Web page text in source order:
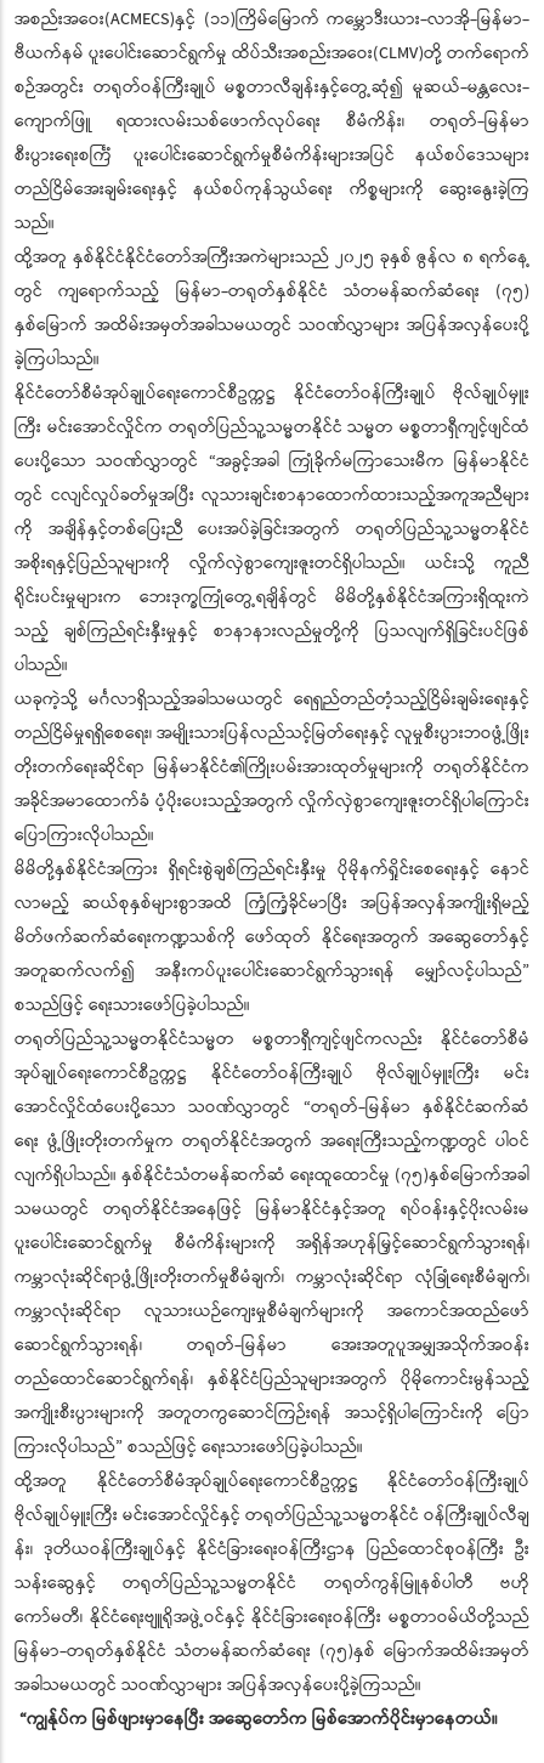
အစည်းအဝေး(ACMECS)နှင့် (၁၁)ကြိမ်မြောက် ကမ္ဘောဒီးယား-လာအို-မြန်မာ-
ဗီယက်နမ် ပူးပေါင်းဆောင်ရွက်မှု ထိပ်သီးအစည်းအဝေး(CLMV)တို့ တက်ရောက်
စဉ်အတွင်း တရုတ်ဝန်ကြီးချုပ် မစ္စတာလီချန်းနှင့်တွေ့ဆုံ၍ မူဆယ်-မန္တလေး-
ကျောက်ဖြူ ရထားလမ်းသစ်ဖောက်လုပ်ရေး စီမံကိန်း၊ တရုတ်-မြန်မာ
စီးပွားရေးစင်္ကြံ ပူးပေါင်းဆောင်ရွက်မှုစီမံကိန်းများအပြင် နယ်စပ်ဒေသများ
တည်ငြိမ်အေးချမ်းရေးနှင့် နယ်စပ်ကုန်သွယ်ရေး ကိစ္စများကို ဆွေးနွေးခဲ့ကြ
သည်။
ထို့အတူ နှစ်နိုင်ငံနိုင်ငံတော်အကြီးအကဲများသည် ၂၀၂၅ ခုနှစ် ဇွန်လ ၈ ရက်နေ့
တွင် ကျရောက်သည့် မြန်မာ-တရုတ်နှစ်နိုင်ငံ သံတမန်ဆက်ဆံရေး (၇၅)
နှစ်မြောက် အထိမ်းအမှတ်အခါသမယတွင် သဝဏ်လွှာများ အပြန်အလှန်ပေးပို့
ခဲ့ကြပါသည်။
နိုင်ငံတော်စီမံအုပ်ချုပ်ရေးကောင်စီဥက္ကဋ္ဌ နိုင်ငံတော်ဝန်ကြီးချုပ် ဗိုလ်ချုပ်မှူး
ကြီး မင်းအောင်လှိုင်က တရုတ်ပြည်သူ့သမ္မတနိုင်ငံ သမ္မတ မစ္စတာရှီကျင့်ဖျင်ထံ
ပေးပို့သော သဝဏ်လွှာတွင် “အခွင့်အခါ ကြုံခိုက်မကြာသေးမီက မြန်မာနိုင်ငံ
တွင် ငလျင်လှုပ်ခတ်မှုအပြီး လူသားချင်းစာနာထောက်ထားသည့်အကူအညီများ
ကို အချိန်နှင့်တစ်ပြေးညီ ပေးအပ်ခဲ့ခြင်းအတွက် တရုတ်ပြည်သူ့သမ္မတနိုင်ငံ
အစိုးရနှင့်ပြည်သူများကို လှိုက်လှဲစွာကျေးဇူးတင်ရှိပါသည်။ ယင်းသို့ ကူညီ
ရိုင်းပင်းမှုများက ဘေးဒုက္ခကြုံတွေ့ရချိန်တွင် မိမိတို့နှစ်နိုင်ငံအကြားရှိထူးကဲ
သည့် ချစ်ကြည်ရင်းနှီးမှုနှင့် စာနာနားလည်မှုတို့ကို ပြသလျက်ရှိခြင်းပင်ဖြစ်
ပါသည်။
ယခုကဲ့သို့ မင်္ဂလာရှိသည့်အခါသမယတွင် ရေရှည်တည်တံ့သည့်ငြိမ်းချမ်းရေးနှင့်
တည်ငြိမ်မှုရရှိစေရေး၊ အမျိုးသားပြန်လည်သင့်မြတ်ရေးနှင့် လူမှုစီးပွားဘဝဖွံ့ဖြိုး
တိုးတက်ရေးဆိုင်ရာ မြန်မာနိုင်ငံ၏ကြိုးပမ်းအားထုတ်မှုများကို တရုတ်နိုင်ငံက
အခိုင်အမာထောက်ခံ ပံ့ပိုးပေးသည့်အတွက် လှိုက်လှဲစွာကျေးဇူးတင်ရှိပါကြောင်း
ပြောကြားလိုပါသည်။
မိမိတို့နှစ်နိုင်ငံအကြား ရှိရင်းစွဲချစ်ကြည်ရင်းနှီးမှု ပိုမိုနက်ရှိုင်းစေရေးနှင့် နောင်
လာမည့် ဆယ်စုနှစ်များစွာအထိ ကြံ့ကြံ့ခိုင်မာပြီး အပြန်အလှန်အကျိုးရှိမည့်
မိတ်ဖက်ဆက်ဆံရေးကဏ္ဍသစ်ကို ဖော်ထုတ် နိုင်ရေးအတွက် အဆွေတော်နှင့်
အတူဆက်လက်၍ အနီးကပ်ပူးပေါင်းဆောင်ရွက်သွားရန် မျှော်လင့်ပါသည်”
စသည်ဖြင့် ရေးသားဖော်ပြခဲ့ပါသည်။
တရုတ်ပြည်သူ့သမ္မတနိုင်ငံသမ္မတ မစ္စတာရှီကျင့်ဖျင်ကလည်း နိုင်ငံတော်စီမံ
အုပ်ချုပ်ရေးကောင်စီဥက္ကဋ္ဌ နိုင်ငံတော်ဝန်ကြီးချုပ် ဗိုလ်ချုပ်မှူးကြီး မင်း
အောင်လှိုင်ထံပေးပို့သော သဝဏ်လွှာတွင် “တရုတ်-မြန်မာ နှစ်နိုင်ငံဆက်ဆံ
ရေး ဖွံ့ဖြိုးတိုးတက်မှုက တရုတ်နိုင်ငံအတွက် အရေးကြီးသည့်ကဏ္ဍတွင် ပါဝင်
လျက်ရှိပါသည်။ နှစ်နိုင်ငံသံတမန်ဆက်ဆံ ရေးထူထောင်မှု (၇၅)နှစ်မြောက်အခါ
သမယတွင် တရုတ်နိုင်ငံအနေဖြင့် မြန်မာနိုင်ငံနှင့်အတူ ရပ်ဝန်းနှင့်ပိုးလမ်းမ
ပူးပေါင်းဆောင်ရွက်မှု စီမံကိန်းများကို အရှိန်အဟုန်မြှင့်ဆောင်ရွက်သွားရန်၊
ကမ္ဘာလုံးဆိုင်ရာဖွံ့ဖြိုးတိုးတက်မှုစီမံချက်၊ ကမ္ဘာလုံးဆိုင်ရာ လုံခြုံရေးစီမံချက်၊
ကမ္ဘာလုံးဆိုင်ရာ လူသားယဉ်ကျေးမှုစီမံချက်များကို အကောင်အထည်ဖော်
ဆောင်ရွက်သွားရန်၊ တရုတ်-မြန်မာ အေးအတူပူအမျှအသိုက်အဝန်း
တည်ထောင်ဆောင်ရွက်ရန်၊ နှစ်နိုင်ငံပြည်သူများအတွက် ပိုမိုကောင်းမွန်သည့်
အကျိုးစီးပွားများကို အတူတကွဆောင်ကြဉ်းရန် အသင့်ရှိပါကြောင်းကို ပြော
ကြားလိုပါသည်” စသည်ဖြင့် ရေးသားဖော်ပြခဲ့ပါသည်။
ထို့အတူ နိုင်ငံတော်စီမံအုပ်ချုပ်ရေးကောင်စီဥက္ကဋ္ဌ နိုင်ငံတော်ဝန်ကြီးချုပ်
ဗိုလ်ချုပ်မှူးကြီး မင်းအောင်လှိုင်နှင့် တရုတ်ပြည်သူ့သမ္မတနိုင်ငံ ဝန်ကြီးချုပ်လီချ
န်း၊ ဒုတိယဝန်ကြီးချုပ်နှင့် နိုင်ငံခြားရေးဝန်ကြီးဌာန ပြည်ထောင်စုဝန်ကြီး ဦး
သန်းဆွေနှင့် တရုတ်ပြည်သူ့သမ္မတနိုင်ငံ တရုတ်ကွန်မြူနစ်ပါတီ ဗဟို
ကော်မတီ၊ နိုင်ငံရေးဗျူရိုအဖွဲ့ဝင်နှင့် နိုင်ငံခြားရေးဝန်ကြီး မစ္စတာဝမ်ယိတို့သည်
မြန်မာ-တရုတ်နှစ်နိုင်ငံ သံတမန်ဆက်ဆံရေး (၇၅)နှစ် မြောက်အထိမ်းအမှတ်
အခါသမယတွင် သဝဏ်လွှာများ အပြန်အလှန်ပေးပို့ခဲ့ကြသည်။
“ကျွန်ုပ်က မြစ်ဖျားမှာနေပြီး အဆွေတော်က မြစ်အောက်ပိုင်းမှာနေတယ်။